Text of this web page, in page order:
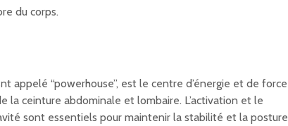
du corps.
appelé “powerhouse”, est le centre d’énergie et de force
la ceinture abdominale et lombaire. L’activation et le
sont essentiels pour maintenir la stabilité et la posture